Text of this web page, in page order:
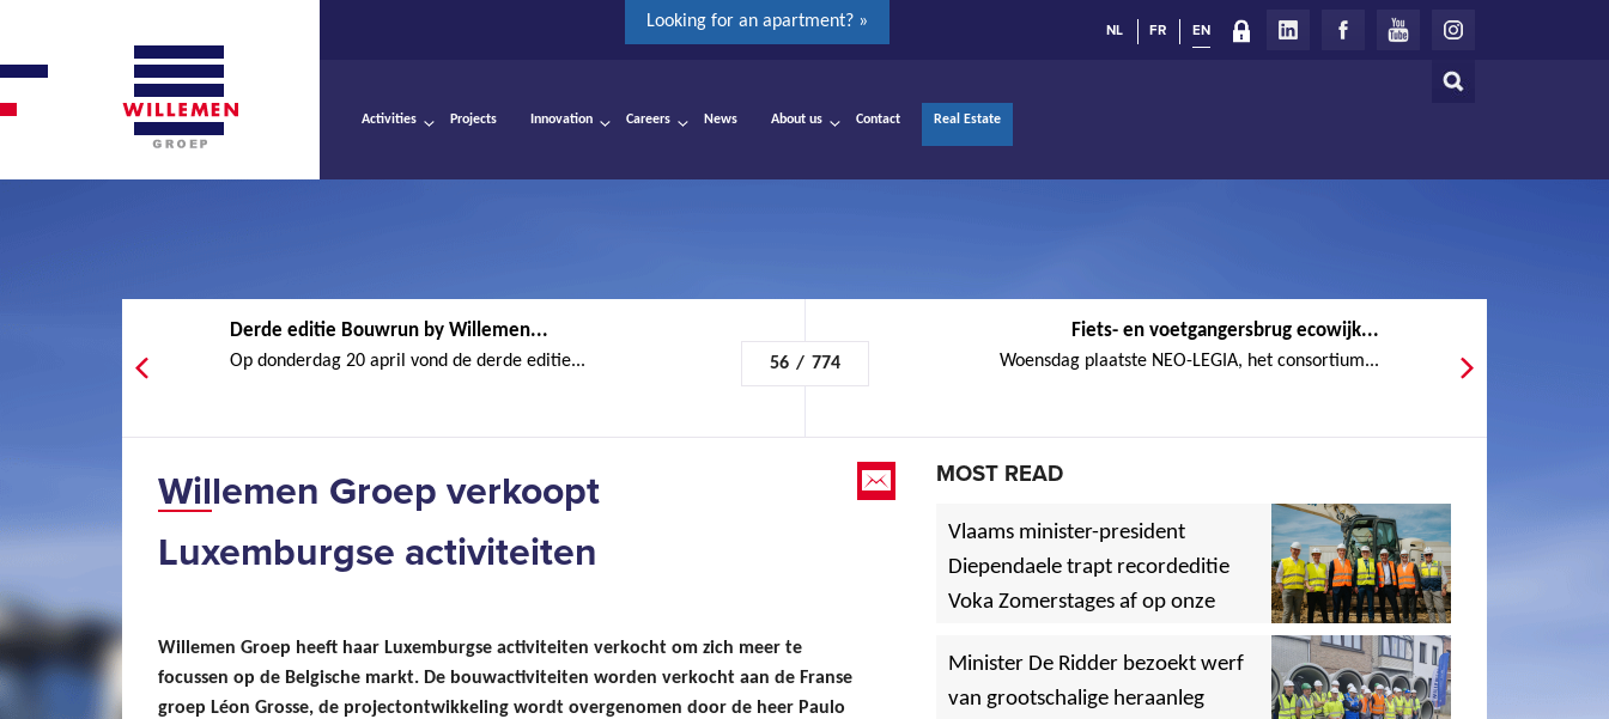
Looking for an apartment? »
Search
NL FR EN
Activities Projects Innovation Careers News About us Contact Real Estate
Derde editie Bouwrun by Willemen...
Op donderdag 20 april vond de derde editie... 56 / 774
Fiets- en voetgangersbrug ecowijk...
Woensdag plaatste NEO-LEGIA, het consortium...
Willemen Groep verkoopt
Luxemburgse activiteiten
Willemen Groep heeft haar Luxemburgse activiteiten verkocht om zich meer te
focussen op de Belgische markt. De bouwactiviteiten worden verkocht aan de Franse
groep Léon Grosse, de projectontwikkeling wordt overgenomen door de heer Paulo
MOST READ
Vlaams minister-president
Diependaele trapt recordeditie
Voka Zomerstages af op onze
,
Minister De Ridder bezoekt werf
van grootschalige heraanleg